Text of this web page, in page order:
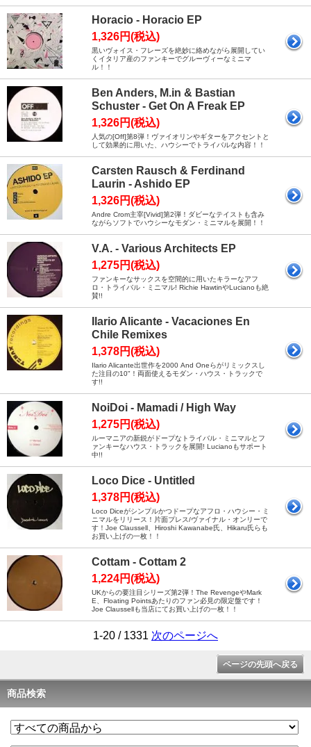
Horacio - Horacio EP
1,326円(税込)
黒いヴォイス・フレーズを絶妙に絡めながら展開してい
くイタリア産のファンキーでグルーヴィーなミニマ
ル！！
Ben Anders, M.in & Bastian
Schuster - Get On A Freak EP
1,326円(税込)
人気の[Off]第8弾！ヴァイオリンやギターをアクセントと
して効果的に用いた、ハウシーでトライバルな内容！！
Carsten Rausch & Ferdinand
Laurin - Ashido EP
1,326円(税込)
Andre Crom主宰[Vivid]第2弾！ダビーなテイストも含み
ながらソフトでハウシーなモダン・ミニマルを展開！！
V.A. - Various Architects EP
1,275円(税込)
ファンキーなサックスを空間的に用いたキラーなアフ
ロ・トライバル・ミニマル! Richie HawtinやLucianoも絶
賛!!
Ilario Alicante - Vacaciones En
Chile Remixes
1,378円(税込)
Ilario Alicante出世作を2000 And Oneらがリミックスし
た注目の10"！両面使えるモダン・ハウス・トラックで
す!!
NoiDoi - Mamadi / High Way
1,275円(税込)
ルーマニアの新鋭がドープなトライバル・ミニマルとフ
ァンキーなハウス・トラックを展開! Lucianoもサポート
中!!
Loco Dice - Untitled
1,378円(税込)
Loco Diceがシンプルかつドープなアフロ・ハウシー・ミ
ニマルをリリース！片面プレス/ヴァイナル・オンリーで
す！Joe Claussell、Hiroshi Kawanabe氏、Hikaru氏らも
お買い上げの一枚！！
Cottam - Cottam 2
1,224円(税込)
UKからの要注目シリーズ第2弾！The RevengeやMark
E、Floating Pointsあたりのファン必見の限定盤です！
Joe Claussellも当店にてお買い上げの一枚！！
1-20 / 1331 次のページへ
ページの先頭へ戻る
商品検索